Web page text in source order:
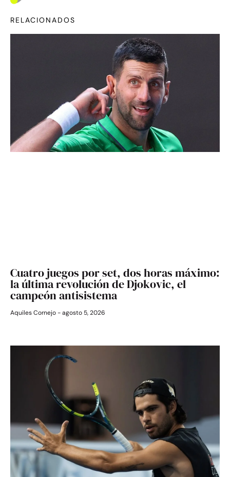
RELACIONADOS
Cuatro juegos por set, dos horas máximo:
la última revolución de Djokovic, el
campeón antisistema
Aquiles Cornejo agosto 5, 2026